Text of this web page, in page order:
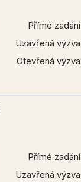
Přímé zadání
Uzavřená výzva
Otevřená výzva
Přímé zadání
Uzavřená výzva